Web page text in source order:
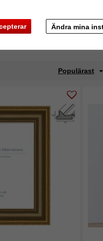
Ändra mina
Profilbredd
Populärast